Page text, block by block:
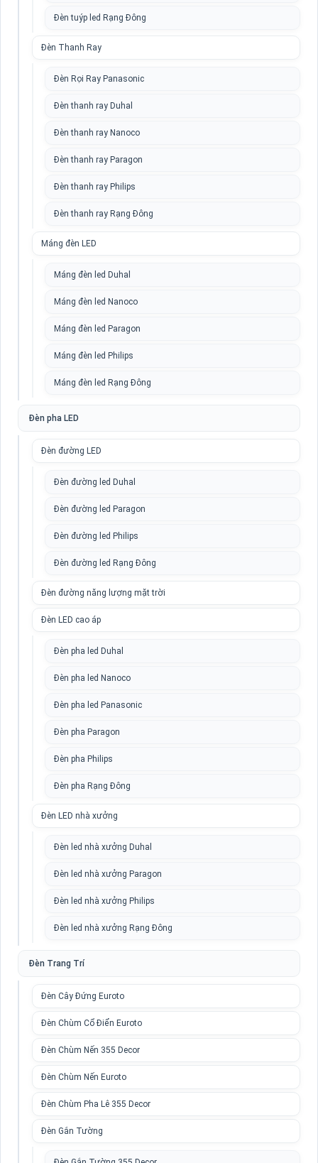
Đèn tuýp led Rạng Đông
Đèn Thanh Ray
Đèn Rọi Ray Panasonic
Đèn thanh ray Duhal
Đèn thanh ray Nanoco
Đèn thanh ray Paragon
Đèn thanh ray Philips
Đèn thanh ray Rạng Đông
Máng đèn LED
Máng đèn led Duhal
Máng đèn led Nanoco
Máng đèn led Paragon
Máng đèn led Philips
Máng đèn led Rạng Đông
Đèn pha LED
Đèn đường LED
Đèn đường led Duhal
Đèn đường led Paragon
Đèn đường led Philips
Đèn đường led Rạng Đông
Đèn đường năng lượng mặt trời
Đèn LED cao áp
Đèn pha led Duhal
Đèn pha led Nanoco
Đèn pha led Panasonic
Đèn pha Paragon
Đèn pha Philips
Đèn pha Rạng Đông
Đèn LED nhà xưởng
Đèn led nhà xưởng Duhal
Đèn led nhà xưởng Paragon
Đèn led nhà xưởng Philips
Đèn led nhà xưởng Rạng Đông
Đèn Trang Trí
Đèn Cây Đứng Euroto
Đèn Chùm Cổ Điển Euroto
Đèn Chùm Nến 355 Decor
Đèn Chùm Nến Euroto
Đèn Chùm Pha Lê 355 Decor
Đèn Gắn Tường